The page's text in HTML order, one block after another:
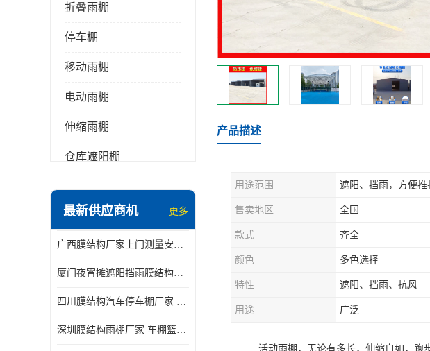
折叠雨棚
停车棚
移动雨棚
电动雨棚
伸缩雨棚
仓库遮阳棚
电动推拉雨棚
膜结构停景观棚
最新供应商机 更多
广西膜结构厂家上门测量安装发货，厂家发货没有差价
厦门夜宵摊遮阳挡雨膜结构雨棚设计 上门测量 款式多
四川膜结构汽车停车棚厂家 款式多 提供报价
深圳膜结构雨棚厂家 车棚篮球场体育看台 规格多样
产品描述
用途范围 遮阳、挡雨，方便推
售卖地区 全国
款式 齐全
颜色 多色选择
特性 遮阳、挡雨、抗风
用途 广泛
活动雨棚，无论有多长，伸缩自如，跑